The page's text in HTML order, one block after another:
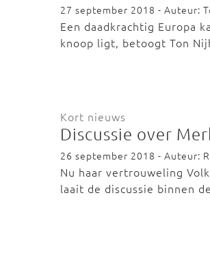
27 september 2018 - Auteur:
Een daadkrachtig Europa
knoop ligt, betoogt Ton
Kort nieuws
Discussie over
26 september 2018 - Auteur:
Nu haar vertrouweling
laait de discussie binnen